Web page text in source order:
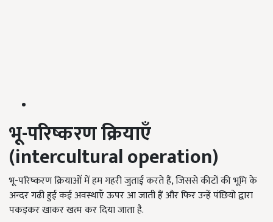
भू-परिष्करण क्रियाएँ
(intercultural operation)
भू-परिष्करण क्रियाओं में हम गहरी जुताई करते हैं, जिससे कीटों की भूमि के
अन्दर गढी हुई कई अवस्थाएँ ऊपर आ जाती हैं और फिर उन्हें पंछियो द्वारा
पकड़कर खाकर खत्म कर दिया जाता है.